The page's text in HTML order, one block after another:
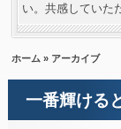
い。共感していた
ホーム » アーカイブ
一番輝ける